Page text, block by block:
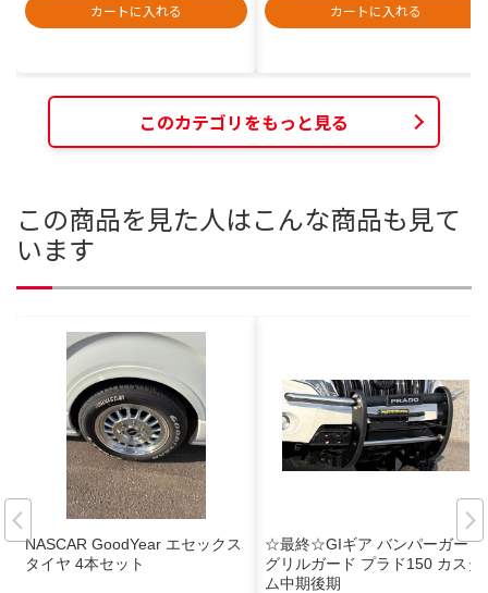
カートに入れる
カートに入れる
このカテゴリをもっと見る
この商品を見た人はこんな商品も見て
います
NASCAR GoodYear エセックス
タイヤ 4本セット
☆最終☆GIギア バンパーガード
グリルガード プラド150 カスタ
ム中期後期